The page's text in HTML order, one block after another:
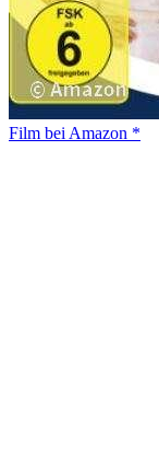
Film bei Amazon *